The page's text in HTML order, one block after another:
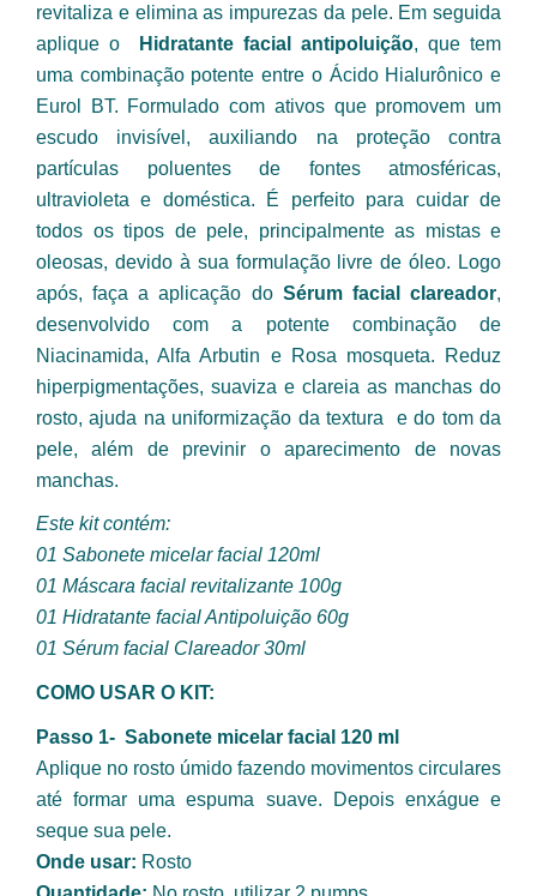
revitaliza e elimina as impurezas da pele. Em seguida
aplique o
Hidratante facial antipoluição, que tem
uma combinação potente entre o Ácido Hialurônico e
Eurol BT. Formulado com ativos que promovem um
escudo invisível, auxiliando na proteção contra
partículas poluentes de fontes atmosféricas,
ultravioleta e doméstica. É perfeito para cuidar de
todos os tipos de pele, principalmente as mistas e
oleosas, devido à sua formulação livre de óleo. Logo
após, faça a aplicação do Sérum facial clareador,
desenvolvido com a potente combinação de
Niacinamida, Alfa Arbutin e Rosa mosqueta. Reduz
hiperpigmentações, suaviza e clareia as manchas do
rosto, ajuda na uniformização da textura  e do tom da
pele, além de previnir o aparecimento de novas
manchas.
Este kit contém:
01 Sabonete micelar facial 120ml
01 Máscara facial revitalizante 100g
01 Hidratante facial Antipoluição 60g
01 Sérum facial Clareador 30ml
COMO USAR O KIT:
Passo 1-  Sabonete micelar facial 120 ml
Aplique no rosto úmido fazendo movimentos circulares
até formar uma espuma suave. Depois enxágue e
seque sua pele.
Onde usar: Rosto